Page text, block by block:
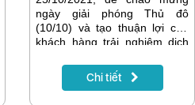
ngày giải phóng Thủ đô
(10/10) và tạo thuận lợi cho
khách hàng trải nghiệm dịch
lượng cao, học tập, làm việc,
giải trí trong mùa dịch covid,
Chi tiết